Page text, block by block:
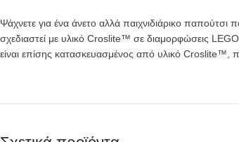
Ψάχνετε για ένα άνετο αλλά παιχνιδιάρικο
σχεδιαστεί με υλικό Croslite™ σε διαμορφώσεις
είναι επίσης κατασκευασμένος από υλικό Croslite™,